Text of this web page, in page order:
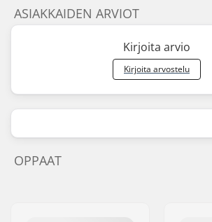
ASIAKKAIDEN ARVIOT
Kirjoita arvio
Kirjoita arvostelu
OPPAAT